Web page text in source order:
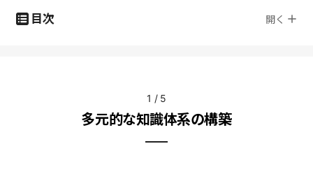
目次 開く
1 / 5
多元的な知識体系の構築